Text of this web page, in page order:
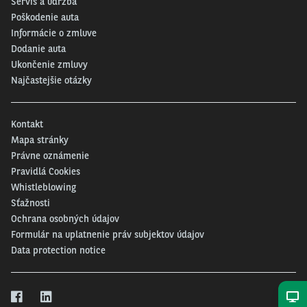
prípade sa CUPRA spojila s barcelonským štúdiom Marset, ktoré sa
špecializuje na dizajn osvetlenia. Výsledkom ich spolupráce je očarujúce
Dipping Light, nápadne farebná reinterpretácia ikonického svietidla Marset.
Toto jedinečné a exkluzívne dielo, predstavené na podujatí CUPRA Design
Obsession, zdieľa estetické hodnoty spoločnosti CUPRA, ktoré sú založené
Poškodenie auta
Informácie o zmluve
Dodanie auta
Ukončenie zmluvy
Najčastejšie otázky
Kontakt
Mapa stránky
Právne oznámenie
Pravidlá Cookies
Whistleblowing
Sťažnosti
Ochrana osobných údajov
Formulár na uplatnenie práv subjektov údajov
Data protection notice